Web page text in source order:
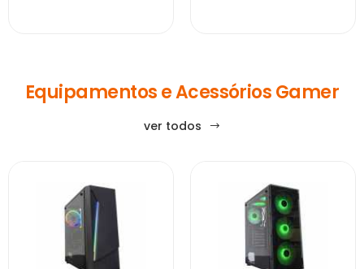
Equipamentos e Acessórios Gamer
ver todos